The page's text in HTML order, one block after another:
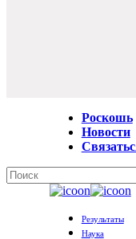
Роскошь
Новости
МенюРезультаты
Наука